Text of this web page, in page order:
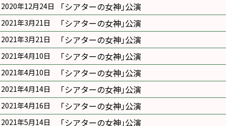
2020年12月24日 ｢シアターの女神｣公演
2021年3月21日 ｢シアターの女神｣公演
2021年3月21日 ｢シアターの女神｣公演
2021年4月10日 ｢シアターの女神｣公演
2021年4月10日 ｢シアターの女神｣公演
2021年4月14日 ｢シアターの女神｣公演
2021年4月16日 ｢シアターの女神｣公演
2021年5月14日 ｢シアターの女神｣公演